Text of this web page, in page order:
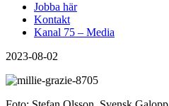
Jobba här
Kontakt
Kanal 75 – Media
2023-08-02